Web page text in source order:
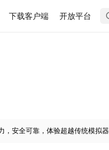
下载客户端 开放平台
，安全可靠，体验超越传统模拟器